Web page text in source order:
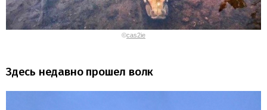
©cas2ie
Здесь недавно прошел волк